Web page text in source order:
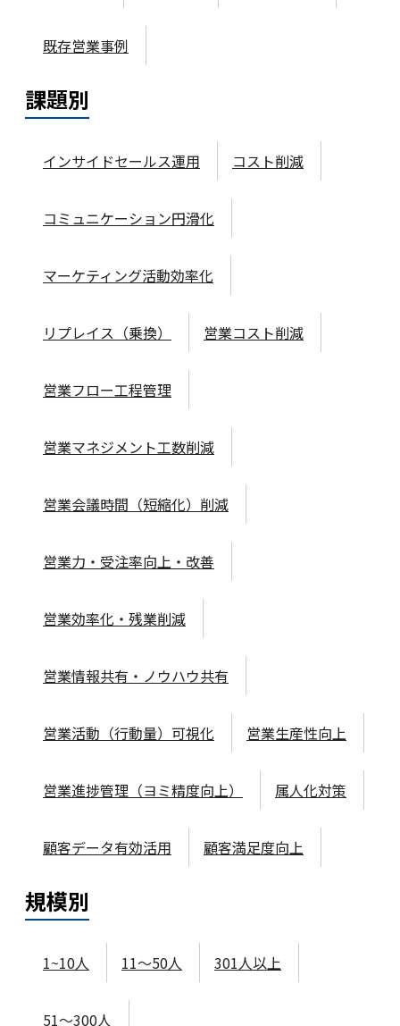
既存営業事例
課題別
インサイドセールス運用 コスト削減
コミュニケーション円滑化
マーケティング活動効率化
リプレイス（乗換） 営業コスト削減
営業フロー工程管理
営業マネジメント工数削減
営業会議時間（短縮化）削減
営業力・受注率向上・改善
営業効率化・残業削減
営業情報共有・ノウハウ共有
営業活動（行動量）可視化 営業生産性向上
営業進捗管理（ヨミ精度向上） 属人化対策
顧客データ有効活用 顧客満足度向上
規模別
1~10人 11～50人 301人以上
51～300人